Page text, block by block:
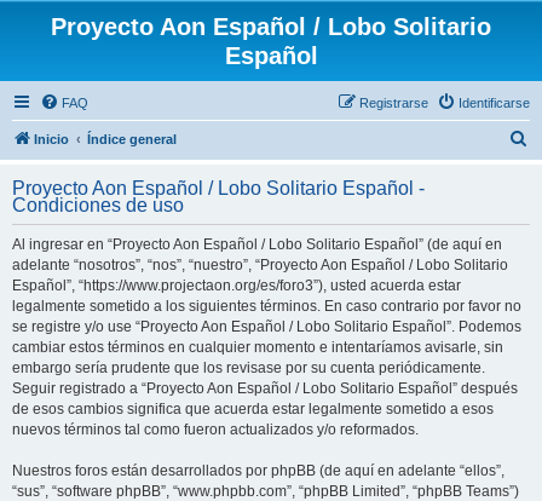
Proyecto Aon Español / Lobo Solitario
Español
FAQ Identificarse
Registrarse
Inicio Índice general
c
Proyecto Aon Español / Lobo Solitario Español -
Condiciones de uso
Al ingresar en “Proyecto Aon Español / Lobo Solitario Español” (de aquí en
adelante “nosotros”, “nos”, “nuestro”, “Proyecto Aon Español / Lobo Solitario
Español”, “https://www.projectaon.org/es/foro3”), usted acuerda estar
legalmente sometido a los siguientes términos. En caso contrario por favor no
se registre y/o use “Proyecto Aon Español / Lobo Solitario Español”. Podemos
cambiar estos términos en cualquier momento e intentaríamos avisarle, sin
embargo sería prudente que los revisase por su cuenta periódicamente.
Seguir registrado a “Proyecto Aon Español / Lobo Solitario Español” después
de esos cambios significa que acuerda estar legalmente sometido a esos
nuevos términos tal como fueron actualizados y/o reformados.
Nuestros foros están desarrollados por phpBB (de aquí en adelante “ellos”,
“sus”, “software phpBB”, “www.phpbb.com”, “phpBB Limited”, “phpBB Teams”)